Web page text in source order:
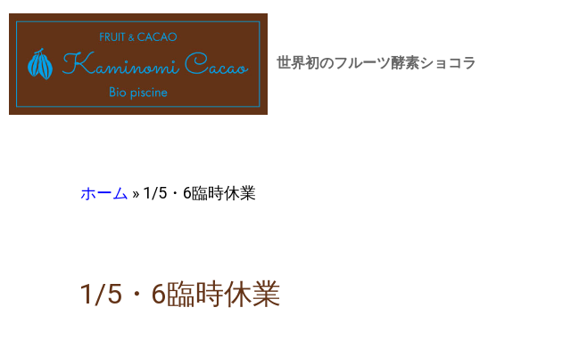
世界初のフルーツ酵素ショコラ
ホーム » 1/5・6臨時休業
1/5・6臨時休業